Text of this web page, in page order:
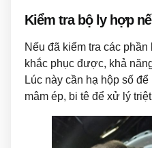
Kiểm tra bộ ly hợp
Nếu đã kiểm tra các
khắc phục được, khả
Lúc này cần hạ hộp số
mâm ép, bi tê để xử lý